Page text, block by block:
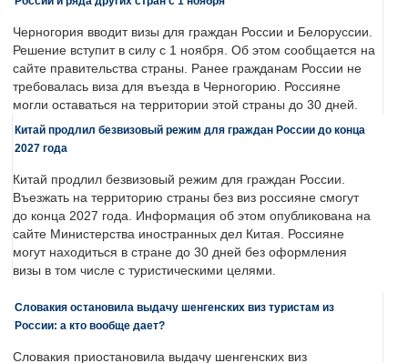
Черногория вводит визы для граждан России и Белоруссии.
Решение вступит в силу с 1 ноября. Об этом сообщается на
сайте правительства страны. Ранее гражданам России не
требовалась виза для въезда в Черногорию. Россияне
могли оставаться на территории этой страны до 30 дней.
Китай продлил безвизовый режим для граждан России до конца
2027 года
Китай продлил безвизовый режим для граждан России.
Въезжать на территорию страны без виз россияне смогут
до конца 2027 года. Информация об этом опубликована на
сайте Министерства иностранных дел Китая. Россияне
могут находиться в стране до 30 дней без оформления
визы в том числе с туристическими целями.
Словакия остановила выдачу шенгенских виз туристам из
России: а кто вообще дает?
Словакия приостановила выдачу шенгенских виз